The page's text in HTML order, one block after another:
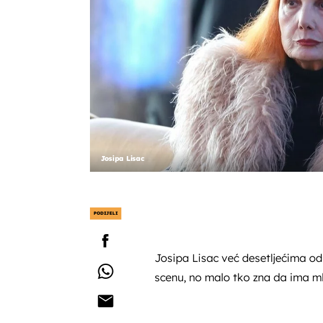
Josipa Lisac
PODIJELI
Josipa Lisac već desetljećima
scenu, no malo tko zna da ima